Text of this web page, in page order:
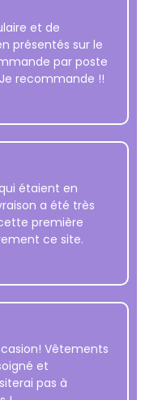
et de
présentés sur le
par poste
recommande !!
étaient en
a été très
première
ce site.
Vêtements
et
pas à